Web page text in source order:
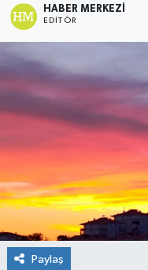
HABER MERKEZI
EDITÖR
Paylaş
Son Dakika